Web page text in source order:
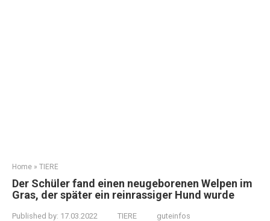
Home » TIERE
Der Schüler fand einen neugeborenen Welpen im
Gras, der später ein reinrassiger Hund wurde
Published by: 17.03.2022 TIERE guteinfos